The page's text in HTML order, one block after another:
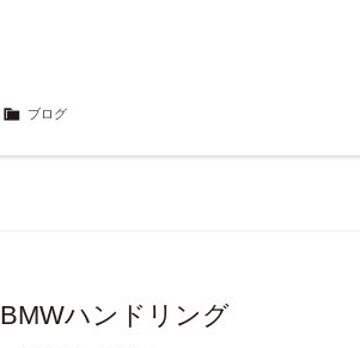
ブログ
BMWハンドリング